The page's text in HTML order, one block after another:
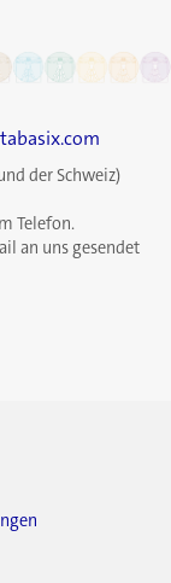
der Schweiz)
Telefon.
an uns gesendet